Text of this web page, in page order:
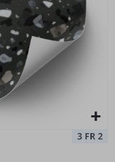
/ 02 / 24 Stk